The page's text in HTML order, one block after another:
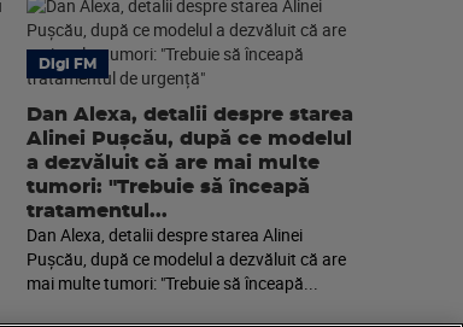
Digi FM
Dan Alexa, detalii despre starea
Alinei Pușcău, după ce modelul
a dezvăluit că are mai multe
tumori: "Trebuie să înceapă
tratamentul...
Dan Alexa, detalii despre starea Alinei
Pușcău, după ce modelul a dezvăluit că are
mai multe tumori: "Trebuie să înceapă...